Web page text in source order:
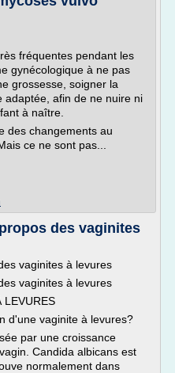
fréquentes pendant les
gynécologique à ne pas
grossesse, soigner la
adaptée, afin de ne nuire ni
à naître.
des changements au
ce ne sont pas...
des vaginites
vaginites à levures
vaginites à levures
LEVURES
d'une vaginite à levures?
par une croissance
Candida albicans est
normalement dans